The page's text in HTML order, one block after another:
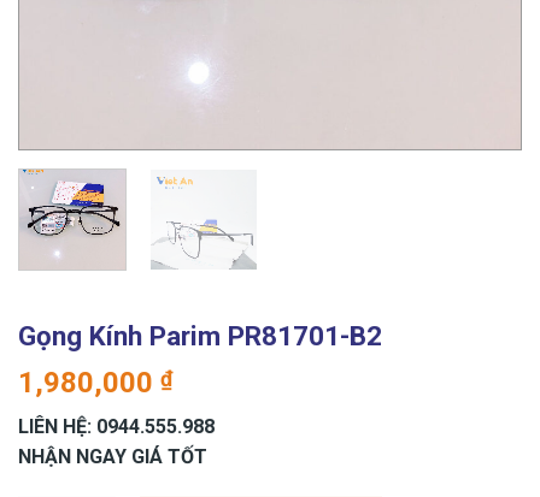
Gọng Kính Parim PR81701-B2
1,980,000 ₫
LIÊN HỆ: 0944.555.988
NHẬN NGAY GIÁ TỐT